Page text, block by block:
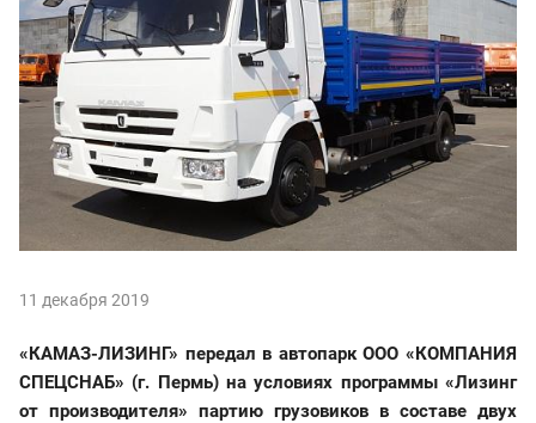
11 декабря 2019
«КАМАЗ-ЛИЗИНГ» передал в автопарк ООО «КОМПАНИЯ
СПЕЦСНАБ» (г. Пермь) на условиях программы «Лизинг
от производителя» партию грузовиков в составе двух